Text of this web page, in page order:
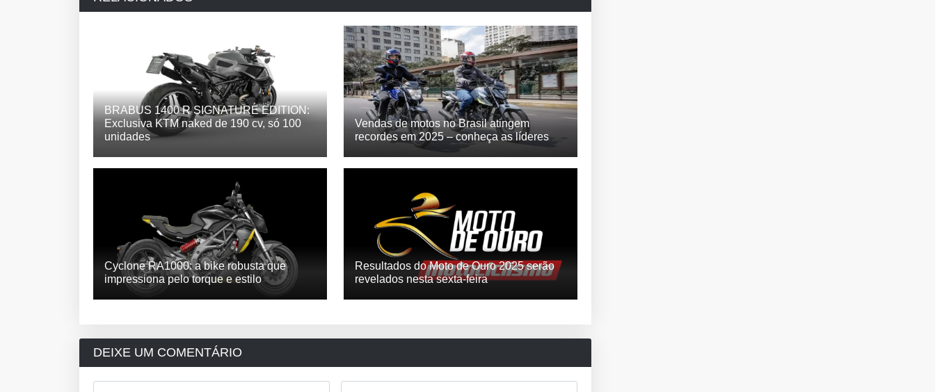
BRABUS 1400 R SIGNATURE EDITION:
Exclusiva KTM naked de 190 cv, só 100
unidades
Vendas de motos no Brasil atingem
recordes em 2025 – conheça as líderes
Cyclone RA1000: a bike robusta que
impressiona pelo torque e estilo
Resultados do Moto de Ouro 2025 serão
revelados nesta sexta-feira
DEIXE UM COMENTÁRIO